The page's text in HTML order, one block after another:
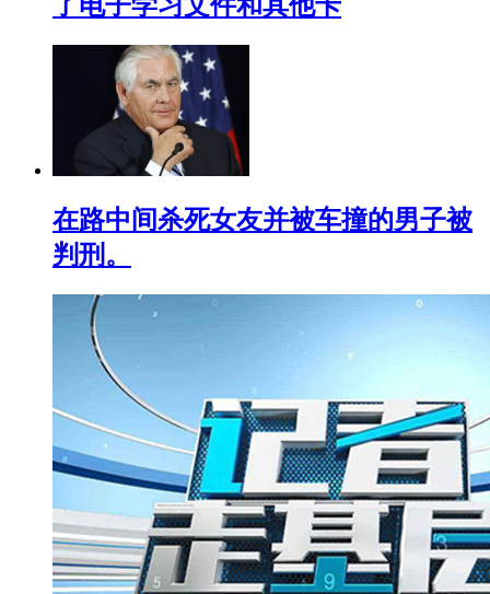
了电子学习文件和其他卡
在路中间杀死女友并被车撞的男子被
判刑。